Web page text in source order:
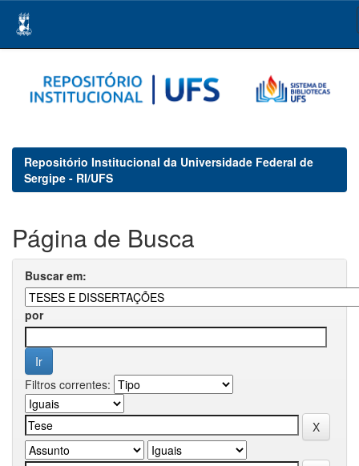
navigation
Repositório Institucional da Universidade Federal de
Sergipe - RI/UFS
Página de Busca
Buscar em:
por
Filtros correntes: